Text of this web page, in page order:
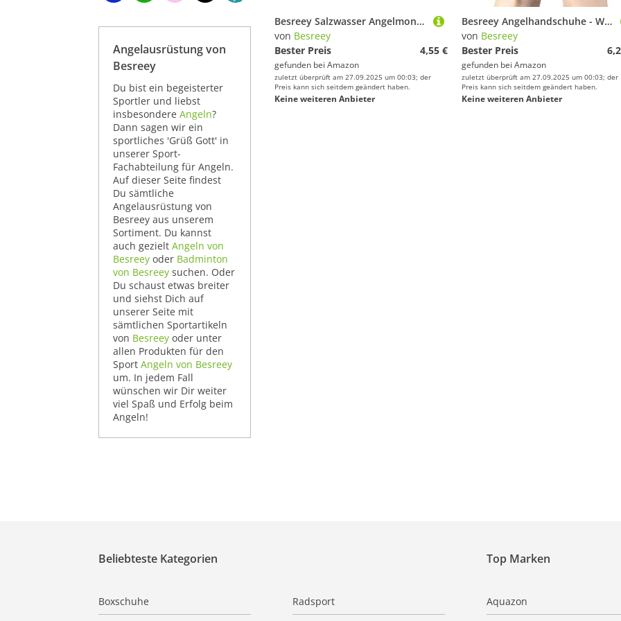
Angelausrüstung von
Besreey
Du bist ein begeisterter
Sportler und liebst
insbesondere Angeln?
Dann sagen wir ein
sportliches 'Grüß Gott' in
unserer Sport-
Fachabteilung für Angeln.
Auf dieser Seite findest
Du sämtliche
Angelausrüstung von
Besreey aus unserem
Sortiment. Du kannst
auch gezielt Angeln von
Besreey oder Badminton
von Besreey suchen. Oder
Du schaust etwas breiter
und siehst Dich auf
unserer Seite mit
sämtlichen Sportartikeln
von Besreey oder unter
allen Produkten für den
Sport Angeln von Besreey
um. In jedem Fall
wünschen wir Dir weiter
viel Spaß und Erfolg beim
Angeln!
Besreey Salzwasser Angelmontagen, Küstenfischerei Ausrüstung, Haken Greifwerkzeug Set Für Salzwasser Pier Küste Forellenbarsch Wolfsbarsch Schnapper Flunder
von Besreey
Bester Preis
4,55 €
gefunden bei Amazon
zuletzt überprüft am 27.09.2025 um 00:03; der
Preis kann sich seitdem geändert haben.
Keine weiteren Anbieter
Besreey Angelhandschuhe - Welsangeln Handschuhe Mit Magnetverschluss - Stichfeste Ausrüstung Zum Welsfang Für Angler Und Anglerinnen
von Besreey
Bester Preis
gefunden bei Amazon
zuletzt überprüft am 27.09.2025 um 00:03; der
Preis kann sich seitdem geändert haben.
Keine weiteren Anbieter
Beliebteste Kategorien
Boxschuhe
Radsport
Top Marken
Aquazon